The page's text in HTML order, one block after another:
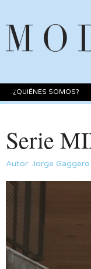
¿QUIÉNES SOMOS?
Serie
Autor: Jorge Gaggero